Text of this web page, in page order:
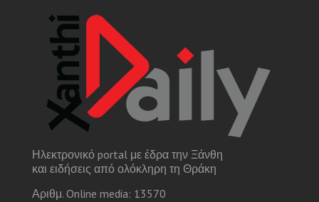
Ηλεκτρονικό portal με έδρα την Ξάνθη
και ειδήσεις από ολόκληρη τη Θράκη
Αριθμ. Online media: 13570